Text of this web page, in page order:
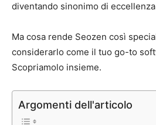
diventando sinonimo di
Ma cosa rende Seozen così
considerarlo come il tuo go-to
Scopriamolo insieme.
Argomenti dell'articolo